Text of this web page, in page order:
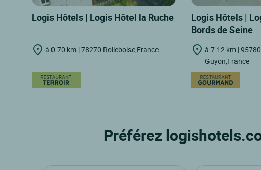
Logis Hôtels | Logis Hôtel la Ruche
à 0.70 km | 78270 Rolleboise,France
Logis Hôtels |
Bords de Seine
à 7.12 km |
Guyon,France
Préférez